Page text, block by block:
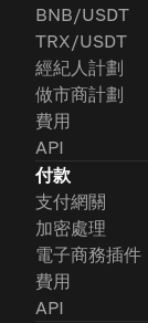
BNB/USDT
TRX/USDT
經紀人計劃
做市商計劃
費用
API
付款
支付網關
加密處理
電子商務插件
費用
API